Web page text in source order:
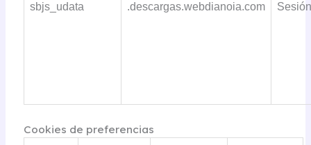
sbjs_udata .descargas.webdianoia.com Sesión
Cookies de preferencias